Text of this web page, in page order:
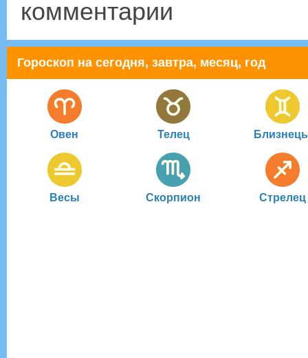
комментарии
Гороскоп на сегодня, завтра, месяц, год
Овен Телец
Весы Скорпион Стрелец